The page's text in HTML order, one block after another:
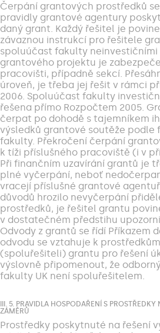
Čerpání grantových prostředků
pravidly grantové agentury
daný grant. Každý řešitel je
závaznou instrukcí pro řešitele
spoluúčast fakulty neinvestičními
grantového projektu je
pracovišti, případně sekcí.
úroveň, je třeba jej řešit v rámci
2006. Spoluúčast fakulty
řešena přímo Rozpočtem 2005.
čerpat po dohodě s tajemníkem
výsledků grantové soutěže podle
fakulty. Překročení čerpání
k tíži příslušného pracoviště (i v
Při finančním uzavírání grantů je
plné vyčerpání, neboť
vracejí příslušné grantové
důvodů hrozilo nevyčerpání
prostředků, je řešitel grantu
v dostatečném předstihu
Odvody z grantů se řídí Příkazem
odvodu se vztahuje k
(spoluřešiteli) grantu pro řešení
výslovně připomenout, že
fakulty UK není spoluřešitelem.
III. 5. PRAVIDLA HOSPODAŘENÍ S
ZÁMĚRŮ
Prostředky poskytnuté na řešení